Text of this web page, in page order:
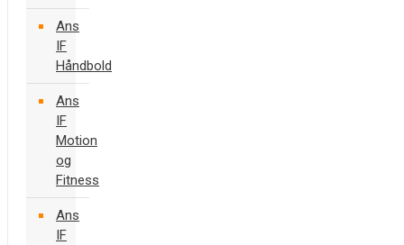
Ans
IF
Håndbold
Ans
IF
Motion
og
Fitness
Ans
IF